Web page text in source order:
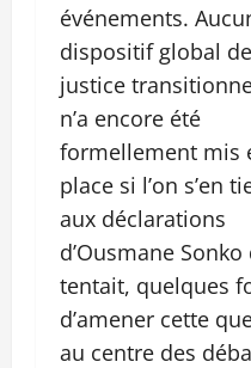
événements.
dispositif global de
justice
n’a encore été
formellement mis
place si l’on s’en
aux déclarations
d’Ousmane Sonko
tentait, quelques
d’amener cette
au centre des